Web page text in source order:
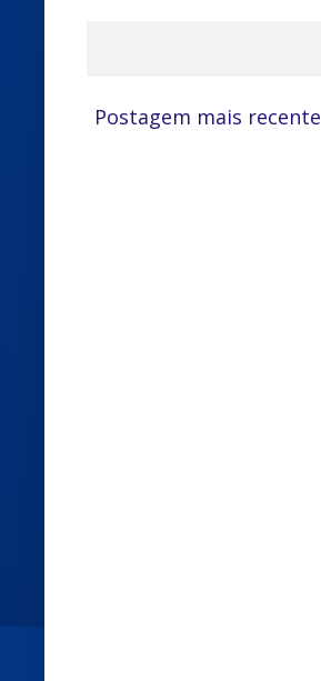
Postagem mais recente